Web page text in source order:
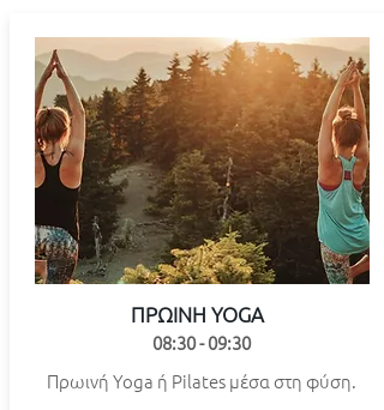
ΠΡΩΙΝΗ YOGA
08:30 - 09:30
Πρωινή Yoga ή Pilates μέσα στη φύση.